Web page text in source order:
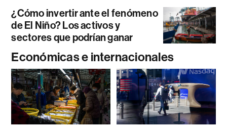
¿Cómo invertir ante el fenómeno
de El Niño? Los activos y
sectores que podrían ganar
Económicas e internacionales